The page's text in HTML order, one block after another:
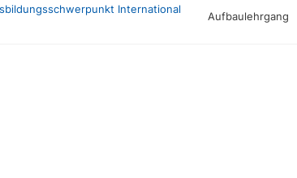
International
Aufbaulehrgang